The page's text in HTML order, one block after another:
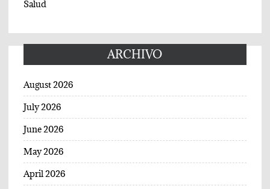
Salud
ARCHIVO
August 2026
July 2026
June 2026
May 2026
April 2026